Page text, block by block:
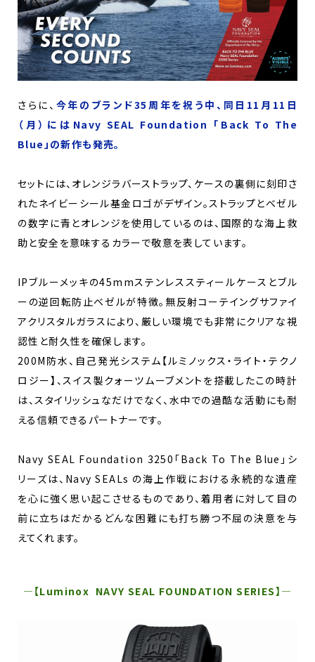
さらに、 今年のブランド35周年を祝う中、同日11月11日
（月）にはNavy SEAL Foundation 「Back To The
Blue」の新作も発売。
セットには、オレンジラバーストラップ、ケースの裏側に刻印さ
れたネイビーシール基金ロゴがデザイン。ストラップとベゼル
の数字に青とオレンジを使用しているのは、国際的な海上救
助と安全を意味するカラーで敬意を表しています。
IPブルーメッキの45mmステンレススティールケースとブル
ーの逆回転防止ベゼルが特徴。無反射コーテイングサファイ
アクリスタルガラスにより、厳しい環境でも非常にクリアな視
認性と耐久性を確保します。
200M防水、自己発光システム【ルミノックス・ライト・テクノ
ロジー】、スイス製クォーツムーブメントを搭載したこの時計
は、スタイリッシュなだけでなく、水中での過酷な活動にも耐
える信頼できるパートナーです。
Navy SEAL Foundation 3250「Back To The Blue」シ
リーズは、Navy SEALs の海上作戦における永続的な遺産
を心に強く思い起こさせるものであり、着用者に対して目の
前に立ちはだかるどんな困難にも打ち勝つ不屈の決意を与
えてくれます。
―【Luminox NAVY SEAL FOUNDATION SERIES】―